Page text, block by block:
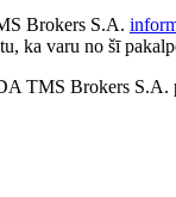
Brokers S.A.
ka varu no šī
TMS Brokers